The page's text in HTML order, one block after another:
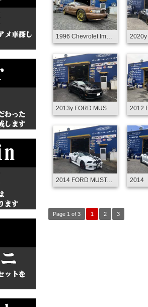
1996 Chevrolet Impala SS LEXANI FORGED LF-769 GOLD
2013y FORD MUSTANG CUSTOM
2014 FORD MUSTANG GT CERVINIS C-SERIES Body kit &CUSTOM
Page 1 of 3 1 2 3